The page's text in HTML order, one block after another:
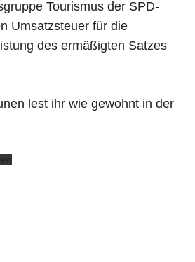
Tourismus der SPD-
Umsatzsteuer für die
des ermäßigten Satzes
lest ihr wie gewohnt in der